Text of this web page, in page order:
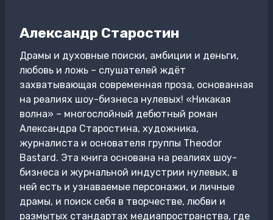
Александр Старостин
Драмы и духовные поиски, амбиции и деньги,
любовь и ложь – слушателей ждёт
захватывающая современная проза, основанная
на реалиях шоу-бизнеса нулевых! «Никакая
волна» – многослойный дебютный роман
Александра Старостина, художника,
журналиста и основателя группы Theodor
Bastard. Эта книга основана на реалиях шоу-
бизнеса и журнальной индустрии нулевых, в
ней есть и узнаваемые персонажи, и личные
драмы, и поиск себя в творчестве, любви и
размытых стандартах медиапространства, где